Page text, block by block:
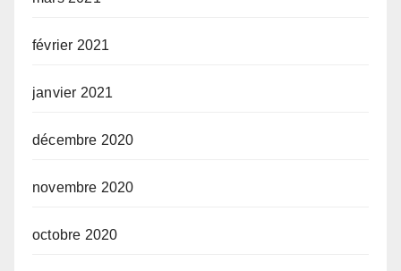
février 2021
janvier 2021
décembre 2020
novembre 2020
octobre 2020